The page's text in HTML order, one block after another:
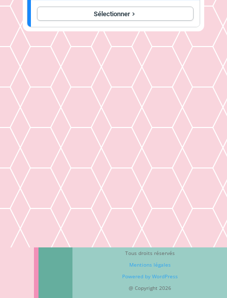
Sélectionner
Tous droits réservés
Mentions légales
Powered by WordPress
@ Copyright 2026